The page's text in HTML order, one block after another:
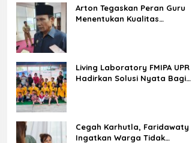
Arton Tegaskan Peran Guru
Menentukan Kualitas
Living Laboratory FMIPA UPR
Hadirkan Solusi Nyata Bagi
Cegah Karhutla, Faridawaty
Ingatkan Warga Tidak